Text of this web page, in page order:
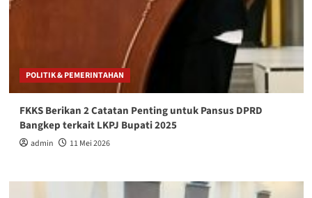
POLITIK & PEMERINTAHAN
FKKS Berikan 2 Catatan Penting untuk Pansus DPRD
Bangkep terkait LKPJ Bupati 2025
admin 11 Mei 2026